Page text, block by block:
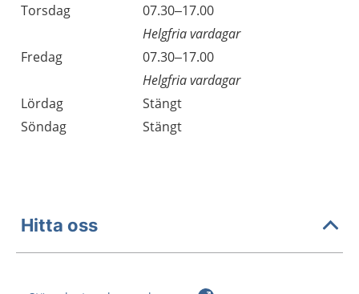
Torsdag
07.30–17.00
Helgfria vardagar
Fredag
07.30–17.00
Helgfria vardagar
Lördag
Stängt
Söndag
Stängt
Hitta oss